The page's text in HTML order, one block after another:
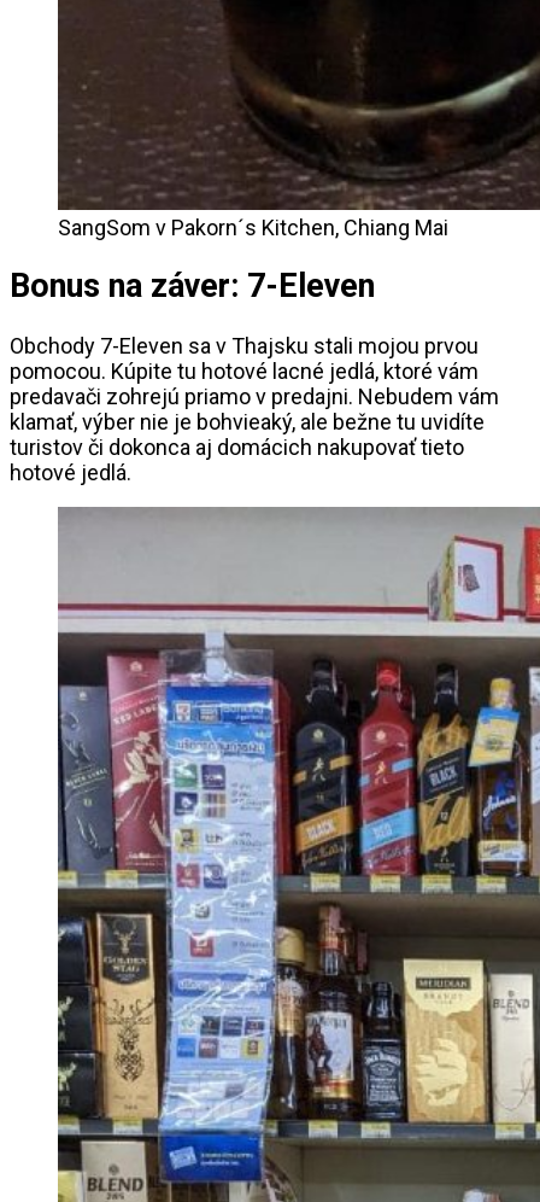
SangSom v Pakorn´s Kitchen, Chiang Mai
Bonus na záver: 7-Eleven
Obchody 7-Eleven sa v Thajsku stali mojou prvou
pomocou. Kúpite tu hotové lacné jedlá, ktoré vám
predavači zohrejú priamo v predajni. Nebudem vám
klamať, výber nie je bohvieaký, ale bežne tu uvidíte
turistov či dokonca aj domácich nakupovať tieto
hotové jedlá.